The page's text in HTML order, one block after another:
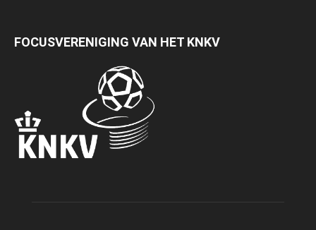
FOCUSVERENIGING VAN HET KNKV